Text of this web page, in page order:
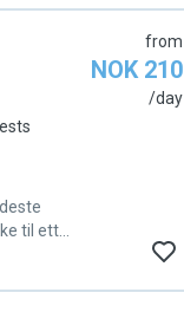
til ett
ett
from
NOK 210
/day